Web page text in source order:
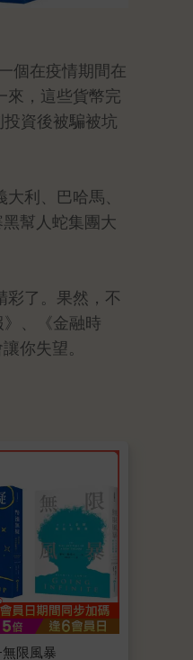
個在疫情期間在
來，這些貨幣完
資後被騙被坑
利、巴哈馬、
幫人蛇集團大
彩了。果然，不
、《金融時
你失望。
限風暴